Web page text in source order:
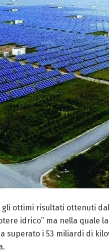
ottimi risultati ottenuti
idrico” ma nella quale
superato i 53 miliardi di